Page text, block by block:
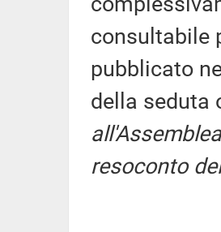
consultabile
pubblicato
della seduta
resoconto